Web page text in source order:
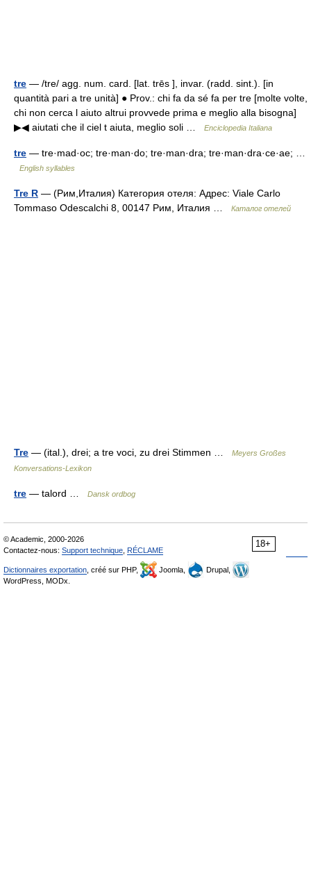
tre — /tre/ agg. num. card. [lat. trēs ], invar. (radd. sint.). [in
quantità pari a tre unità] ● Prov.: chi fa da sé fa per tre [molte volte,
chi non cerca l aiuto altrui provvede prima e meglio alla bisogna]
▶◀ aiutati che il ciel t aiuta, meglio soli …
Enciclopedia Italiana
tre — tre·mad·oc; tre·man·do; tre·man·dra; tre·man·dra·ce·ae; …
English syllables
Tre R — (Рим,Италия) Категория отеля: Адрес: Viale Carlo
Tommaso Odescalchi 8, 00147 Рим, Италия …
Каталог отелей
Tre — (ital.), drei; a tre voci, zu drei Stimmen …
Meyers Großes
Konversations-Lexikon
tre — talord … Dansk ordbog
18+
© Academic, 2000-2026
Contactez-nous: Support technique RÉCLAME
Dictionnaires exportation , créé sur PHP, Joomla,
Drupal,
WordPress, MODx.